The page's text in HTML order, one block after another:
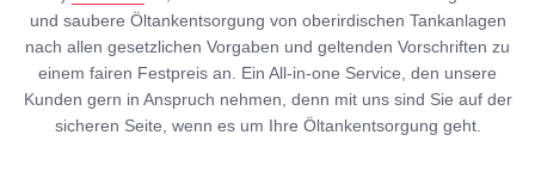
und saubere Öltankentsorgung von oberirdischen Tankanlagen
nach allen gesetzlichen Vorgaben und geltenden Vorschriften zu
einem fairen Festpreis an. Ein All-in-one Service, den unsere
Kunden gern in Anspruch nehmen, denn mit uns sind Sie auf der
sicheren Seite, wenn es um Ihre Öltankentsorgung geht.